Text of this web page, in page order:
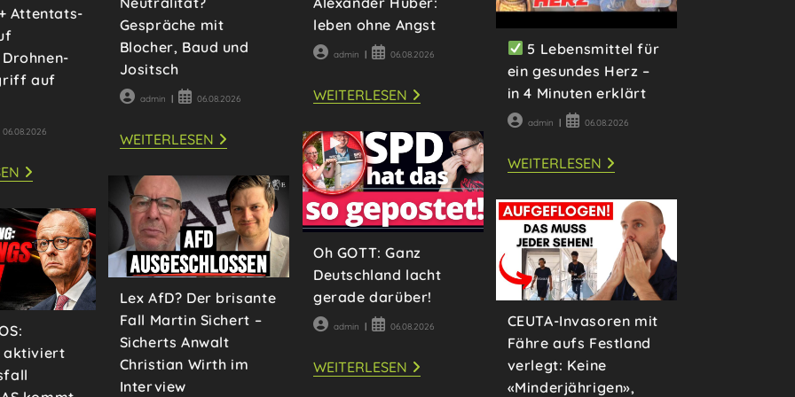
NEUE
HINTERGRÜNDE
ZWEIFEL
ZU!
Gespräche mit
Blocher, Baud und
Jositsch
Beitrags-
admin
Beitrag06.08.2026
WEITERLESENWIE
WICHTIG
DIE
SCHWEIZER
NEUTRALITÄT?
GESPRÄCHE
MIT
BLOCHER,
BAUD
UND
JOSITSCH
leben ohne Angst
Beitrags-
admin
Beitrag06.08.2026
WEITERLESEN EXTREMKLETTERER
ALEXANDER
LEBEN
OHNE
ANGST
Attentats-
auf
06.08.2026
SPRENGSTOFF-
DROHNEN
LEIPZIG
+
ATTENTATS-
VERSUCH
AUF
DEUTSCHEN
DROHNEN-
CHEF
+
AUF
UKRAINE
5 Lebensmittel für
ein gesundes Herz –
in 4 Minuten erklärt
Beitrags-
admin
Beitrag06.08.2026
WEITERLESEN
5
FÜR
EIN
GESUNDES
HERZ
MINUTEN
ERKLÄRT
Oh GOTT: Ganz
Deutschland lacht
gerade darüber!
Beitrags-
admin
Beitrag06.08.2026
WEITERLESEN OH
GOTT:
Lex AfD? Der brisante
Fall Martin Sichert –
Sicherts Anwalt
Christian Wirth im
Interview
CEUTA-Invasoren mit
Fähre aufs Festland
verlegt: Keine
«Minderjährigen»,
aktiviert